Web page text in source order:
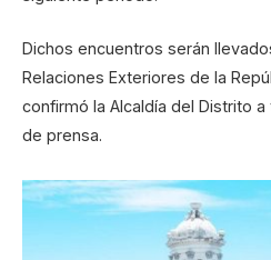
Dichos encuentros serán
Relaciones Exteriores de la
confirmó la Alcaldía del Distrito
de prensa.